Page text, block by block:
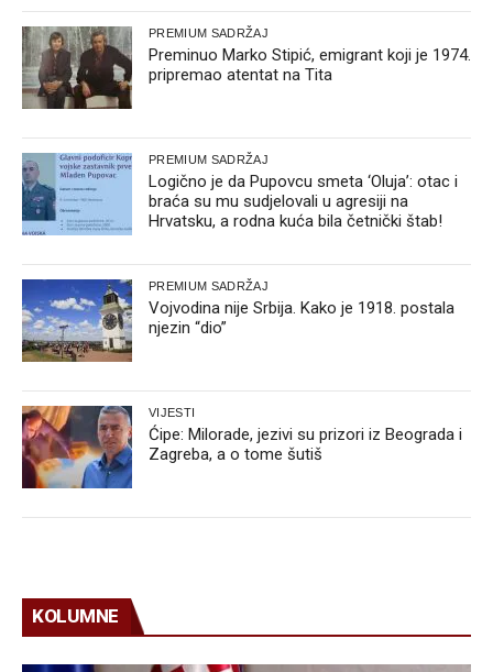
PREMIUM SADRŽAJ
Preminuo Marko Stipić, emigrant koji je 1974.
pripremao atentat na Tita
PREMIUM SADRŽAJ
Logično je da Pupovcu smeta ‘Oluja’: otac i
braća su mu sudjelovali u agresiji na
Hrvatsku, a rodna kuća bila četnički štab!
PREMIUM SADRŽAJ
Vojvodina nije Srbija. Kako je 1918. postala
njezin “dio”
VIJESTI
Ćipe: Milorade, jezivi su prizori iz Beograda i
Zagreba, a o tome šutiš
KOLUMNE